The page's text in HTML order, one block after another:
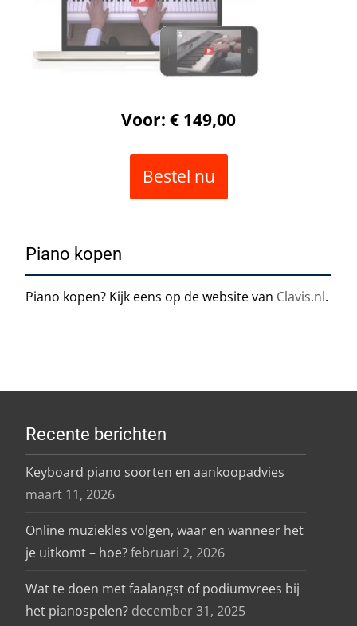
Voor: € 149,00
Bestel nu
Piano kopen
Piano kopen? Kijk eens op de website van Clavis.nl.
Recente berichten
Keyboard piano soorten en aankoopadvies
maart 11, 2026
Online muziekles volgen, waar en wanneer het
je uitkomt – hoe?februari 2, 2026
Wat te doen met faalangst of podiumvrees bij
het pianospelen? december 31, 2025